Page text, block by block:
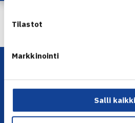
Tilastot
Markkinointi
Salli kaikki
Seuraava uutinen: